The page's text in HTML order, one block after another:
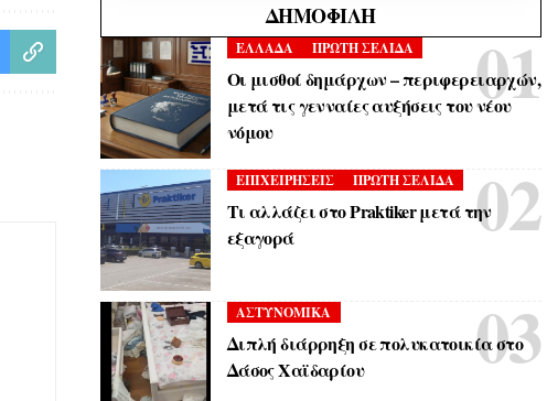
ΔΗΜΟΦΙΛΉ
ΕΛΛΑΔΑ ΠΡΩΤΗ ΣΕΛΙΔΑ
Οι μισθοί δημάρχων – περιφερειαρχών,
μετά τις γενναίες αυξήσεις του νέου
νόμου
ΕΠΙΧΕΙΡΗΣΕΙΣ ΠΡΩΤΗ ΣΕΛΙΔΑ
Τι αλλάζει στο Praktiker μετά την
εξαγορά
ΑΣΤΥΝΟΜΙΚΑ
Διπλή διάρρηξη σε πολυκατοικία στο
Δάσος Χαϊδαρίου